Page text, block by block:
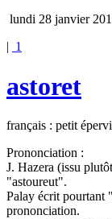
lundi 28 janvier
| 1
astoret
français : petit
Prononciation :
J. Hazera (issu
"astoureut".
Palay écrit pourtant
prononciation.